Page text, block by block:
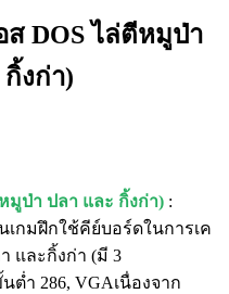
ส DOS ไล่ตีหมูป่า
งก่า)
มูป่า ปลา และ กิ้งก่า) :
เกมฝึกใช้คีย์บอร์ดในการเค
และกิ้งก่า (มี 3
ต่ำ 286, VGAเนื่องจาก